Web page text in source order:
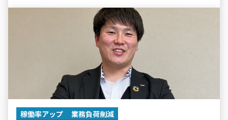
稼働率アップ 業務負荷削減